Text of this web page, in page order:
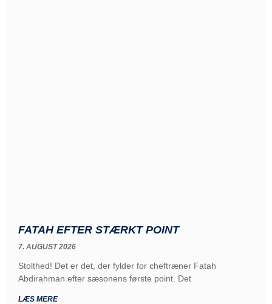
FATAH EFTER STÆRKT POINT
7. AUGUST 2026
Stolthed! Det er det, der fylder for cheftræner Fatah
Abdirahman efter sæsonens første point. Det
LÆS MERE